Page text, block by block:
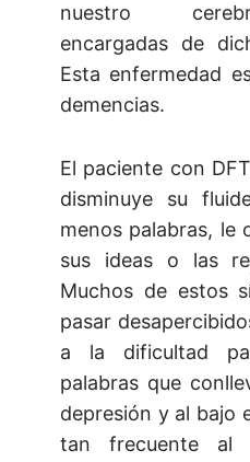
nuestro
encargadas de
Esta enfermedad
demencias.
El paciente con
disminuye su
menos palabras, le
sus ideas o las
Muchos de estos
pasar
a la dificultad
palabras que
depresión y al bajo
tan frecuente al